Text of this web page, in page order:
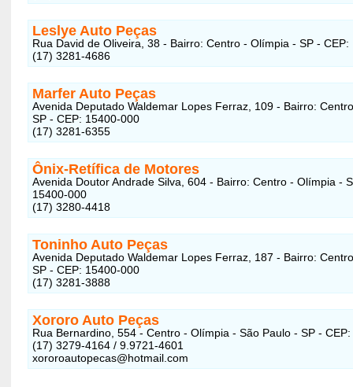
Leslye Auto Peças
Rua David de Oliveira, 38 - Bairro: Centro - Olímpia - SP -
(17) 3281-4686
Marfer Auto Peças
Avenida Deputado Waldemar Lopes Ferraz, 109 - Bairro:
SP - CEP: 15400-000
(17) 3281-6355
Ônix-Retífica de Motores
Avenida Doutor Andrade Silva, 604 - Bairro: Centro - Olímpia -
15400-000
(17) 3280-4418
Toninho Auto Peças
Avenida Deputado Waldemar Lopes Ferraz, 187 - Bairro:
SP - CEP: 15400-000
(17) 3281-3888
Xororo Auto Peças
Rua Bernardino, 554 - Centro - Olímpia - São Paulo - SP -
(17) 3279-4164 / 9.9721-4601
xororoautopecas@hotmail.com